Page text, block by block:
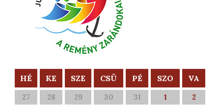
HÉ KE SZE CSÜ PÉ SZO VA
27 28 29 30 31 1
2